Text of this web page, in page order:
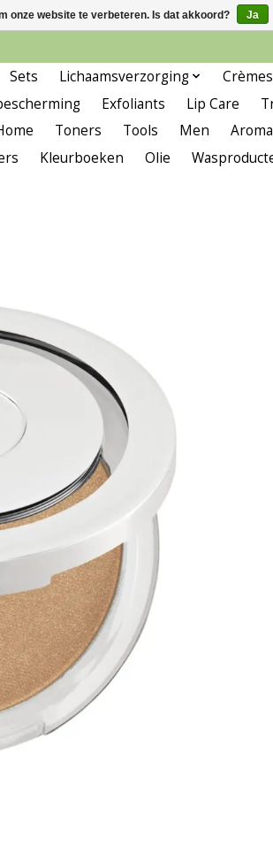
Sets Lichaamsverzorging Crèmes
Exfoliants Lip Care
Toners Tools Men
Kleurboeken Olie
onze website te verbeteren. Is dat akkoord? Ja